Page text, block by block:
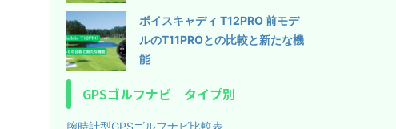
ボイスキャディ T12PRO 前モデ
ルのT11PROとの比較と新たな機
能
GPSゴルフナビ タイプ別
腕時計型GPSゴルフナビ比較表